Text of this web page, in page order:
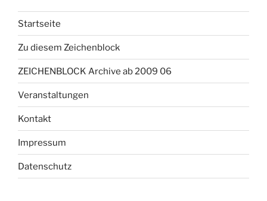
Startseite
Zu diesem Zeichenblock
ZEICHENBLOCK Archive ab 2009 06
Veranstaltungen
Kontakt
Impressum
Datenschutz